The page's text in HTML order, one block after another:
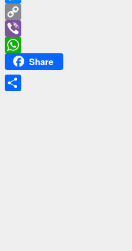
Messenger
Copy
Link
Viber
WhatsAppShare